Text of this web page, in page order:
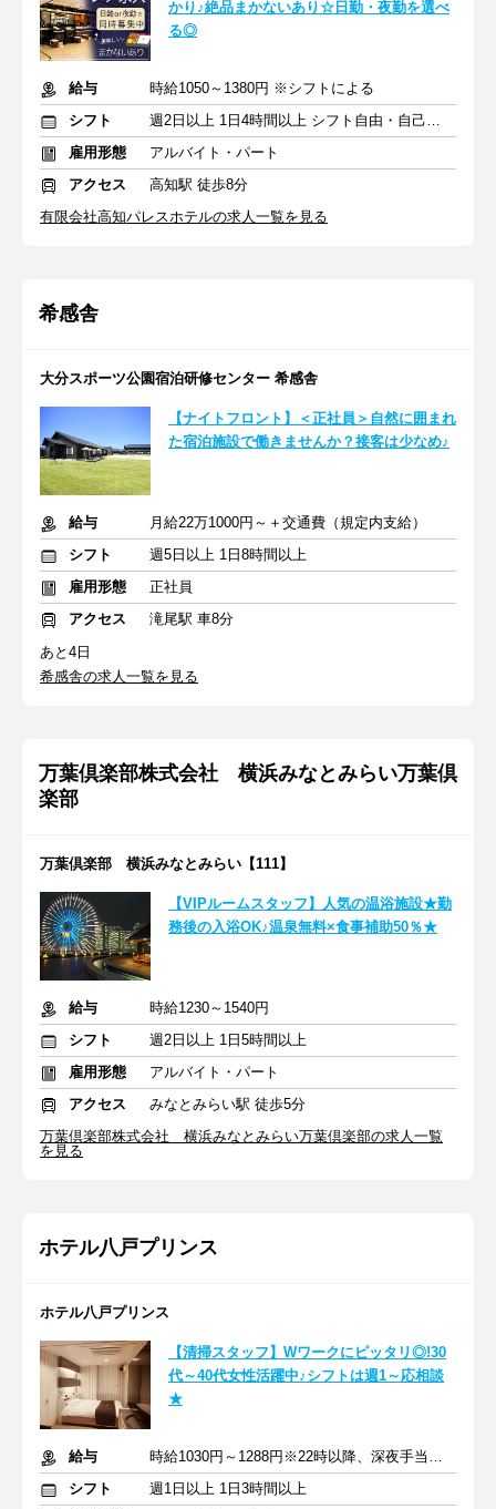
かり♪絶品まかないあり☆日勤・夜勤を選べ
る◎
給与
時給1050～1380円 ※シフトによる
シフト
週2日以上 1日4時間以上 シフト自由・自己申告
雇用形態
アルバイト・パート
アクセス
高知駅 徒歩8分
有限会社高知パレスホテルの求人一覧を見る
希感舎
大分スポーツ公園宿泊研修センター 希感舎
【ナイトフロント】＜正社員＞自然に囲まれ
た宿泊施設で働きませんか？接客は少なめ♪
給与
月給22万1000円～＋交通費（規定内支給）
シフト
週5日以上 1日8時間以上
雇用形態
正社員
アクセス
滝尾駅 車8分
あと4日
希感舎の求人一覧を見る
万葉倶楽部株式会社 横浜みなとみらい万葉倶
楽部
万葉倶楽部 横浜みなとみらい【111】
【VIPルームスタッフ】人気の温浴施設★勤
務後の入浴OK♪温泉無料×食事補助50％★
給与
時給1230～1540円
シフト
週2日以上 1日5時間以上
雇用形態
アルバイト・パート
アクセス
みなとみらい駅 徒歩5分
万葉倶楽部株式会社 横浜みなとみらい万葉倶楽部の求人一覧
を見る
ホテル八戸プリンス
ホテル八戸プリンス
【清掃スタッフ】Wワークにピッタリ◎!30
代～40代女性活躍中♪シフトは週1～応相談
★
給与
時給1030円～1288円※22時以降、深夜手当で時給25％UP
シフト
週1日以上 1日3時間以上